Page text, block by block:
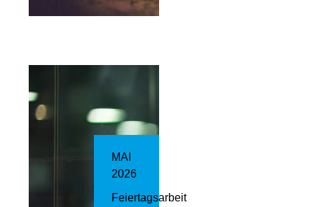
MAI
2026
Feiertagsarbeit